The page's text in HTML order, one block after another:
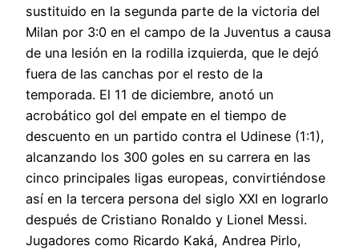
sustituido en la segunda parte de la victoria del
Milan por 3:0 en el campo de la Juventus a causa
de una lesión en la rodilla izquierda, que le dejó
fuera de las canchas por el resto de la
temporada. El 11 de diciembre, anotó un
acrobático gol del empate en el tiempo de
descuento en un partido contra el Udinese (1:1),
alcanzando los 300 goles en su carrera en las
cinco principales ligas europeas, convirtiéndose
así en la tercera persona del siglo XXI en lograrlo
después de Cristiano Ronaldo y Lionel Messi.
Jugadores como Ricardo Kaká, Andrea Pirlo,